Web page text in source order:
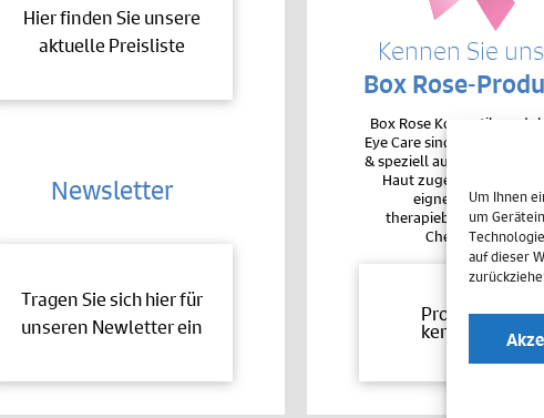
Um Ihnen
um
auf dieser
Hier finden Sie unsere
aktuelle Preisliste
Newsletter
Tragen Sie sich hier für
unseren Newletter ein
Kennen Sie
Box Rose-
Box Rose
Eye Care sind sehr
& speziell auf die
Haut zugeschnitten.
eignen sie sich auch
therapiebegleitend bei
Chemotherapie.
Produkte
kennenlernen